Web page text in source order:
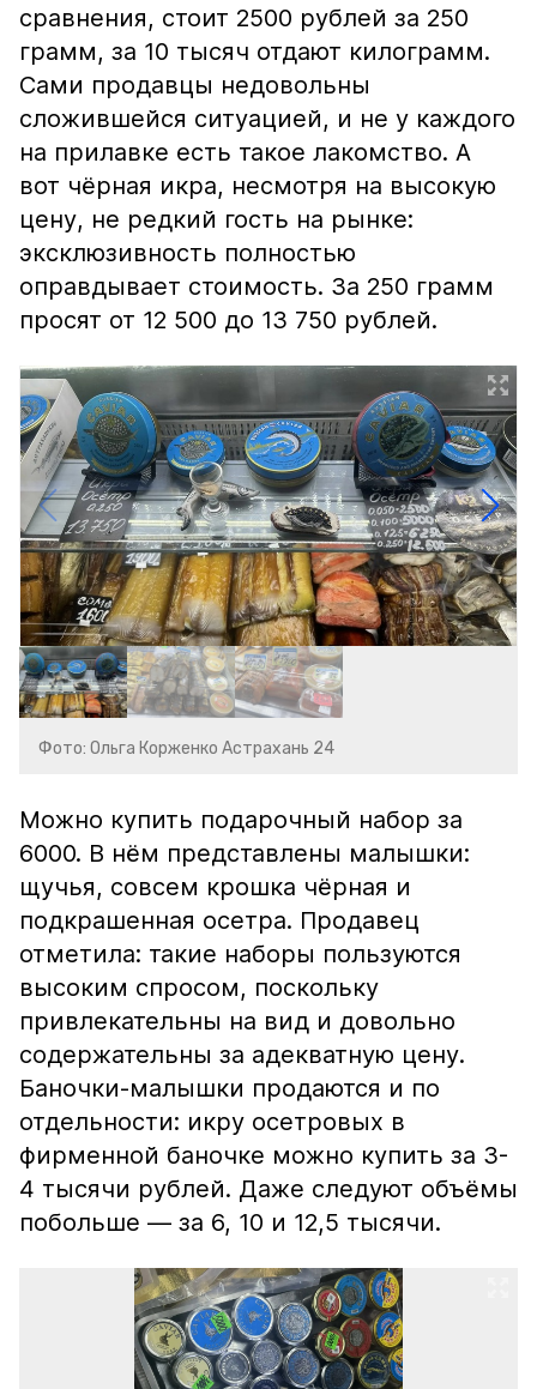
сравнения, стоит 2500 рублей за 250
грамм, за 10 тысяч отдают килограмм.
Сами продавцы недовольны
сложившейся ситуацией, и не у каждого
на прилавке есть такое лакомство. А
вот чёрная икра, несмотря на высокую
цену, не редкий гость на рынке:
эксклюзивность полностью
оправдывает стоимость. За 250 грамм
просят от 12 500 до 13 750 рублей.
Фото: Ольга Корженко Астрахань 24
Можно купить подарочный набор за
6000. В нём представлены малышки:
щучья, совсем крошка чёрная и
подкрашенная осетра. Продавец
отметила: такие наборы пользуются
высоким спросом, поскольку
привлекательны на вид и довольно
содержательны за адекватную цену.
Баночки-малышки продаются и по
отдельности: икру осетровых в
фирменной баночке можно купить за 3-
4 тысячи рублей. Даже следуют объёмы
побольше — за 6, 10 и 12,5 тысячи.